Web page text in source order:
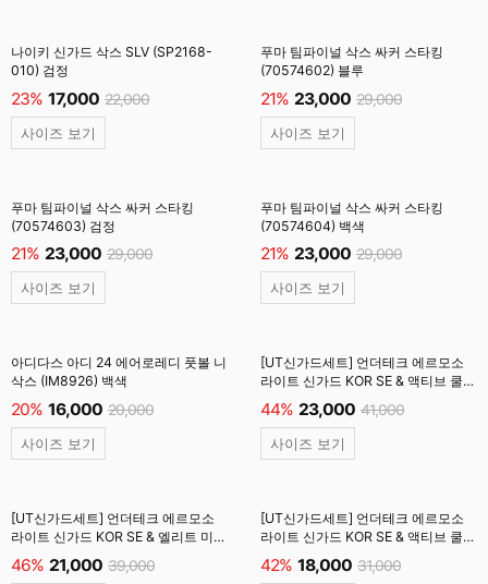
나이키 신가드 삭스 SLV (SP2168-
010) 검정
23% 17,000 22,000
사이즈 보기
푸마 팀파이널 삭스 싸커 스타킹
(70574602) 블루
21% 23,000 29,000
사이즈 보기
푸마 팀파이널 삭스 싸커 스타킹
(70574603) 검정
21% 23,000 29,000
사이즈 보기
푸마 팀파이널 삭스 싸커 스타킹
(70574604) 백색
21% 23,000 29,000
사이즈 보기
아디다스 아디 24 에어로레디 풋볼 니
삭스 (IM8926) 백색
20% 16,000 20,000
사이즈 보기
[UT신가드세트] 언더테크 에르모소
라이트 신가드 KOR SE & 액티브 쿨
논슬립 스타킹 백색
(UTF001K_UTG603) #
44% 23,000 41,000
사이즈 보기
[UT신가드세트] 언더테크 에르모소
라이트 신가드 KOR SE & 엘리트 미드
삭스 스타킹 백색
(UTF001K_UTE603) #
46% 21,000 39,000
[UT신가드세트] 언더테크 에르모소
라이트 신가드 KOR SE & 액티브 쿨
사커 스타킹 백색
(UTF001K_UT603) #
42% 18,000 31,000